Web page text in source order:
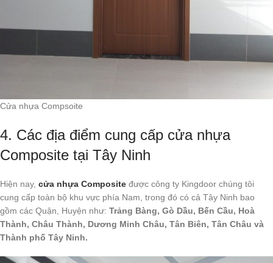
Cửa nhựa Compsoite
4. Các địa điểm cung cấp cửa nhựa
Composite tại Tây Ninh
Hiện nay, cửa nhựa Composite được công ty Kingdoor chúng tôi
cung cấp toàn bộ khu vực phía Nam, trong đó có cả Tây Ninh bao
gồm các Quận, Huyện như: Trảng Bàng, Gò Dầu, Bến Cầu, Hoà
Thành, Châu Thành, Dương Minh Châu, Tân Biên, Tân Châu và
Thành phố Tây Ninh.